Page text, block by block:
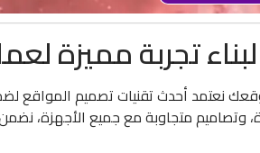
تجربة مميزة
نعتمد أحدث تقنيات تصميم المواقع
وتصاميم متجاوبة مع جميع الأجهزة،